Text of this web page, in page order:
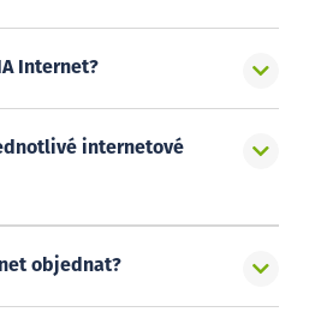
Internet?
internetové
objednat?